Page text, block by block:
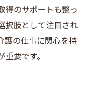
得のサポートも整っ
択肢として注目され
護の仕事に関心を持
要です。